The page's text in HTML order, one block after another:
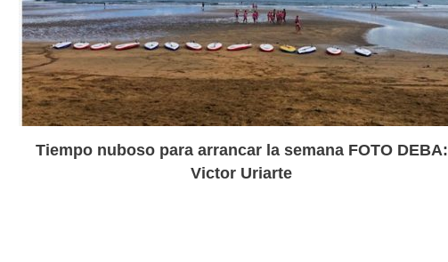
Tiempo nuboso para arrancar la semana FOTO DEBA:
Victor Uriarte